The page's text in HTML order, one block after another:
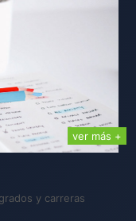
ver más +
y carreras